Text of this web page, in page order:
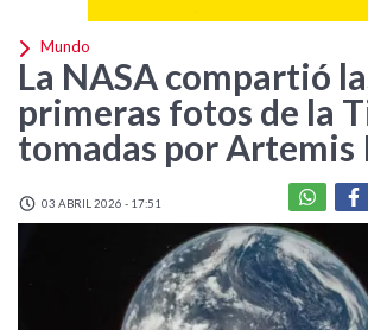
Mundo
La NASA compartió
primeras fotos de la
tomadas por Artemis
03 ABRIL 2026 - 17:51